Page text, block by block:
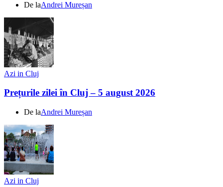
De laAndrei Mureșan
Azi in Cluj
Prețurile zilei în Cluj – 5 august 2026
De laAndrei Mureșan
Azi in Cluj